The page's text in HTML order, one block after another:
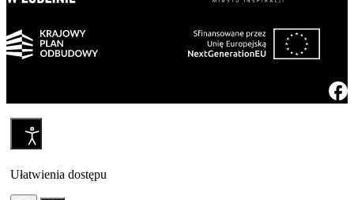
Ułatwienia dostępu